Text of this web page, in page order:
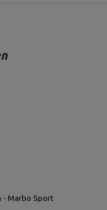
- Marbo Sport